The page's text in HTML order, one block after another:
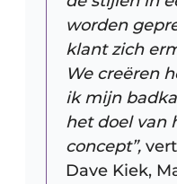
worden
klant zich
We creëren
ik mijn
het doel van
concept”,
Dave Kiek,